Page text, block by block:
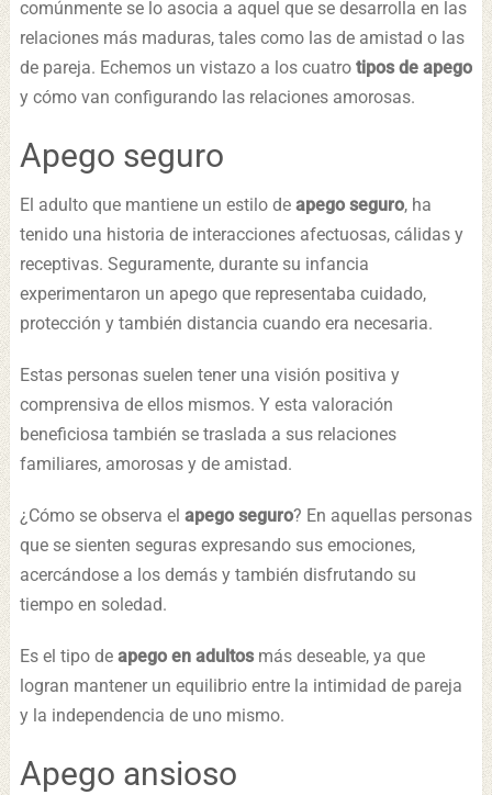
comúnmente se lo asocia a aquel que se desarrolla en las
relaciones más maduras, tales como las de amistad o las
de pareja. Echemos un vistazo a los cuatro tipos de apego
y cómo van configurando las relaciones amorosas.
Apego seguro
El adulto que mantiene un estilo de apego seguro, ha
tenido una historia de interacciones afectuosas, cálidas y
receptivas. Seguramente, durante su infancia
experimentaron un apego que representaba cuidado,
protección y también distancia cuando era necesaria.
Estas personas suelen tener una visión positiva y
comprensiva de ellos mismos. Y esta valoración
beneficiosa también se traslada a sus relaciones
familiares, amorosas y de amistad.
¿Cómo se observa el apego seguro? En aquellas personas
que se sienten seguras expresando sus emociones,
acercándose a los demás y también disfrutando su
tiempo en soledad.
Es el tipo de apego en adultosmás deseable, ya que
logran mantener un equilibrio entre la intimidad de pareja
y la independencia de uno mismo.
Apego ansioso